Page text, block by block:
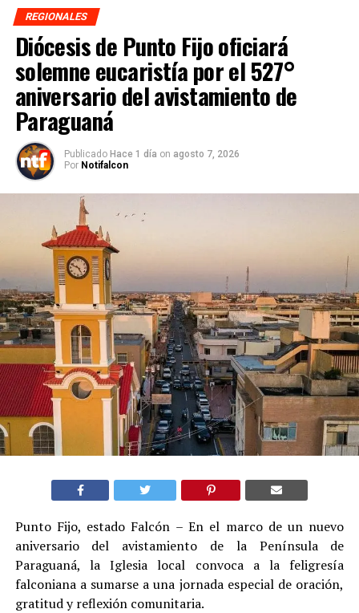
REGIONALES
Diócesis de Punto Fijo oficiará
solemne eucaristía por el 527°
aniversario del avistamiento de
Paraguaná
Publicado Hace 1 día on agosto 7, 2026
Por Notifalcon
Punto Fijo, estado Falcón – En el marco de un nuevo
aniversario del avistamiento de la Península de
Paraguaná, la Iglesia local convoca a la feligresía
falconiana a sumarse a una jornada especial de oración,
gratitud y reflexión comunitaria.